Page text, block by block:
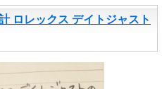
ロレックス デイトジャスト